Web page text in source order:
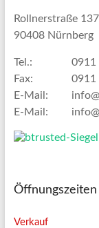
Rollnerstraße 137
90408 Nürnberg
Tel.:
0911
Fax:
0911
E-Mail:
E-Mail:
Öffnungszeiten
Verkauf